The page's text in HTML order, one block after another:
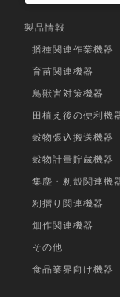
製品情報
播種関連作業機器
育苗関連機器
鳥獣害対策機器
田植え後の便利機
穀物張込搬送機器
穀物計量貯蔵機器
集塵・籾殻関連機
籾摺り関連機器
畑作関連機器
その他
食品業界向け機器